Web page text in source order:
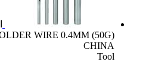
WIRE 0.4MM (50G)
CHINA
Tool